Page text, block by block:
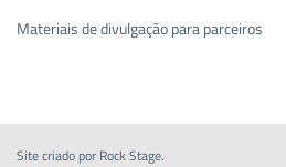
Materiais de divulgação para parceiros
Site criado por Rock Stage.